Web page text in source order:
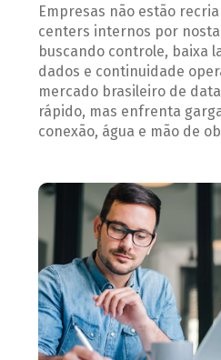
Empresas não estão
centers internos por
buscando controle, baixa
dados e continuidade
mercado brasileiro de
rápido, mas enfrenta
conexão, água e mão de